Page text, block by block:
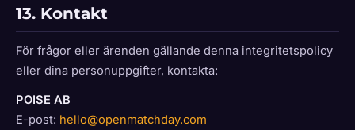
13. Kontakt
För frågor eller ärenden gällande denna integritetspolicy
eller dina personuppgifter, kontakta:
POISE AB
E-post: hello@openmatchday.com